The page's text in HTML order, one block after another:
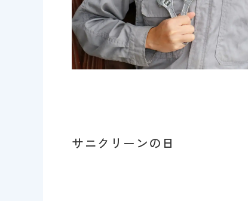
サニクリーンの日